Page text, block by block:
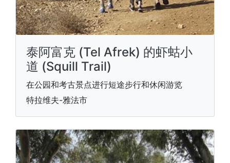
泰阿富克 (Tel Afrek) 的虾蛄小
道 (Squill Trail)
在公园和考古景点进行短途步行和休闲游览
特拉维夫-雅法市